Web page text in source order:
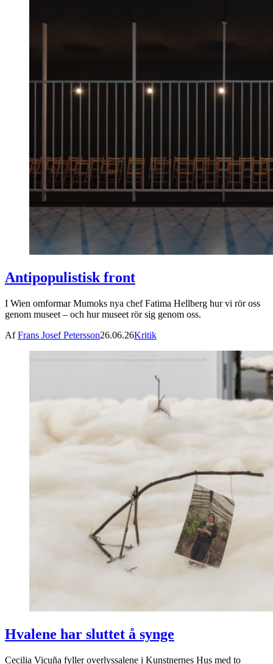
Antipopulistisk front
I Wien omformar Mumoks nya chef Fatima Hellberg hur vi rör oss
genom museet – och hur museet rör sig genom oss.
AfFrans Josef Petersson26.06.26Kritik
Hvalene har sluttet å synge
Cecilia Vicuña fyller overlyssalene i Kunstnernes Hus med to